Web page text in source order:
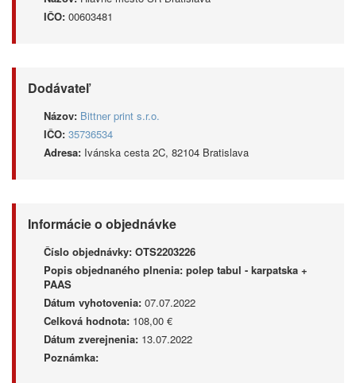
IČO: 00603481
Dodávateľ
Názov: Bittner print s.r.o.
IČO: 35736534
Adresa: Ivánska cesta 2C, 82104 Bratislava
Informácie o objednávke
Číslo objednávky: OTS2203226
Popis objednaného plnenia: polep tabul - karpatska +
PAAS
Dátum vyhotovenia: 07.07.2022
Celková hodnota: 108,00 €
Dátum zverejnenia: 13.07.2022
Poznámka: